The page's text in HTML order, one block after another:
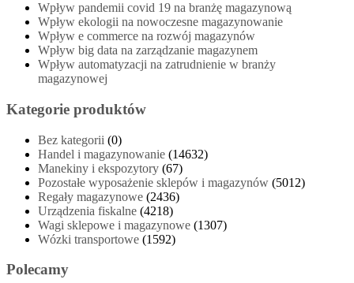
Wpływ pandemii covid 19 na branżę magazynową
Wpływ ekologii na nowoczesne magazynowanie
Wpływ e commerce na rozwój magazynów
Wpływ big data na zarządzanie magazynem
Wpływ automatyzacji na zatrudnienie w branży
magazynowej
Kategorie produktów
Bez kategorii (0)
Handel i magazynowanie (14632)
Manekiny i ekspozytory (67)
Pozostałe wyposażenie sklepów i magazynów (5012)
Regały magazynowe (2436)
Urządzenia fiskalne (4218)
Wagi sklepowe i magazynowe (1307)
Wózki transportowe (1592)
Polecamy